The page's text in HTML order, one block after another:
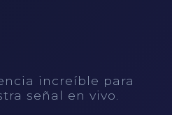
increíble para
señal en vivo.